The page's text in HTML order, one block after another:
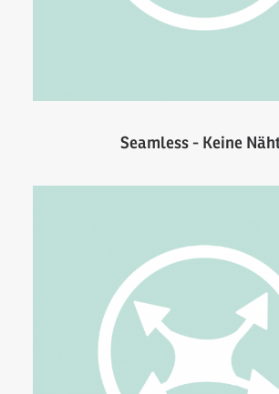
Seamless - Keine